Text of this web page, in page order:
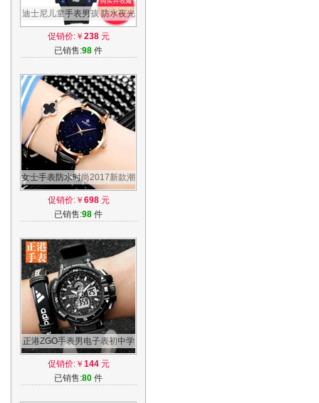
迪士尼儿童手表男孩 防水夜光
运动电子表男学生 迪斯尼米奇
男童表
促销价:￥ 238元
已销售:98 件
女士手表防水时尚2017新款潮
流女石英表学生韩版简约休闲
大气女表
促销价:￥ 698元
已销售:98 件
正港ZGO手表男电子表初中学
生男表青少年防水夜光运动男
士潮韩版
促销价:￥ 144元
已销售:80 件